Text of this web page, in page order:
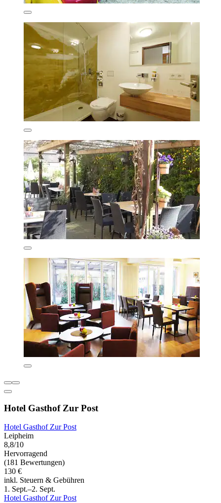
Hotel Gasthof Zur Post
Hotel Gasthof Zur Post
Leipheim
8,8/10
Hervorragend
(181 Bewertungen)
130 €
inkl. Steuern & Gebühren
1. Sept.–2. Sept.
Hotel Gasthof Zur Post